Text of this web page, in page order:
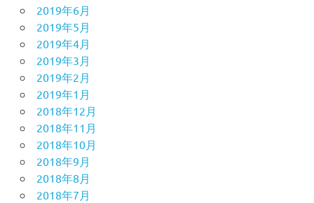
2019年6月
2019年5月
2019年4月
2019年3月
2019年2月
2019年1月
2018年12月
2018年11月
2018年10月
2018年9月
2018年8月
2018年7月